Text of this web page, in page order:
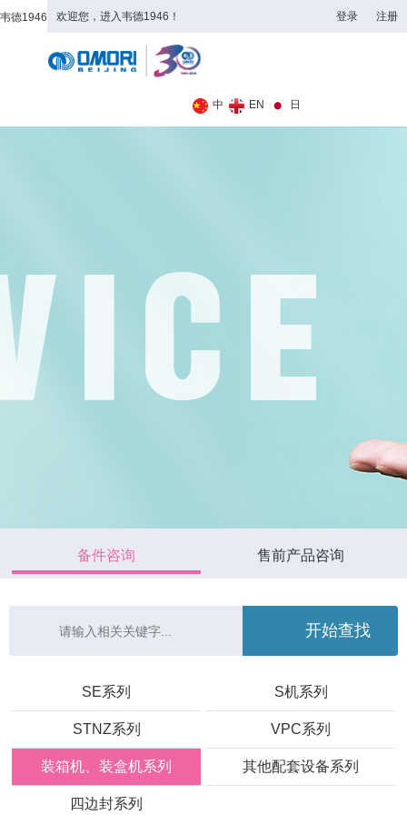
韦德1946 欢迎您，进入韦德1946！ 登录 注册
中 EN 日
备件咨询 售前产品咨询
SE系列 S机系列
STNZ系列 VPC系列
装箱机、装盒机系列 其他配套设备系列
四边封系列